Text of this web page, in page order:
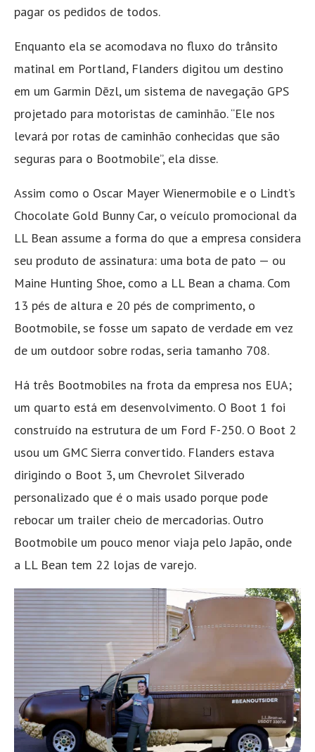
pagar os pedidos de todos.
Enquanto ela se acomodava no fluxo do trânsito
matinal em Portland, Flanders digitou um destino
em um Garmin Dēzl, um sistema de navegação GPS
projetado para motoristas de caminhão. “Ele nos
levará por rotas de caminhão conhecidas que são
seguras para o Bootmobile”, ela disse.
Assim como o Oscar Mayer Wienermobile e o Lindt’s
Chocolate Gold Bunny Car, o veículo promocional da
LL Bean assume a forma do que a empresa considera
seu produto de assinatura: uma bota de pato — ou
Maine Hunting Shoe, como a LL Bean a chama. Com
13 pés de altura e 20 pés de comprimento, o
Bootmobile, se fosse um sapato de verdade em vez
de um outdoor sobre rodas, seria tamanho 708.
Há três Bootmobiles na frota da empresa nos EUA;
um quarto está em desenvolvimento. O Boot 1 foi
construído na estrutura de um Ford F-250. O Boot 2
usou um GMC Sierra convertido. Flanders estava
dirigindo o Boot 3, um Chevrolet Silverado
personalizado que é o mais usado porque pode
rebocar um trailer cheio de mercadorias. Outro
Bootmobile um pouco menor viaja pelo Japão, onde
a LL Bean tem 22 lojas de varejo.